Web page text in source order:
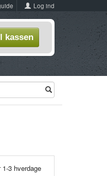
Log ind
kassen
3 hverdage